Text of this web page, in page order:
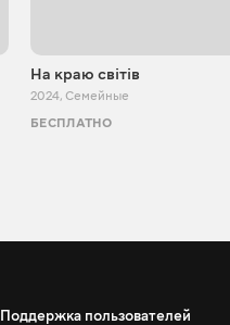
На краю світів
2024, Семейные
БЕСПЛАТНО
Поддержка пользователей